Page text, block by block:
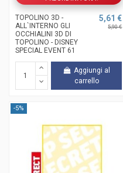
TOPOLINO 3D -
ALL`INTERNO GLI
OCCHIALINI 3D DI
TOPOLINO - DISNEY
SPECIAL EVENT 61
5,61 €
5,90 €
Aggiungi al
carrello
-5%